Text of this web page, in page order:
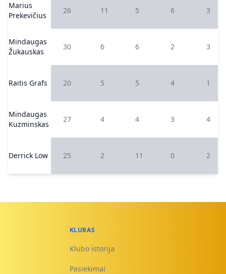
Marius
Prekevičius
26 11 5 6 3
Mindaugas
Žukauskas
30 6 6 2 3
Raitis Grafs 20 5 5 4 1
Mindaugas
Kuzminskas
27 4 4 3 4
Derrick Low 25 2 11 0 2
KLUBAS
Klubo istorija
Pasiekimai